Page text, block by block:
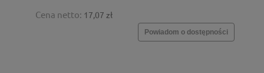
Cena netto: 17,07 zł
Powiadom o dostępności